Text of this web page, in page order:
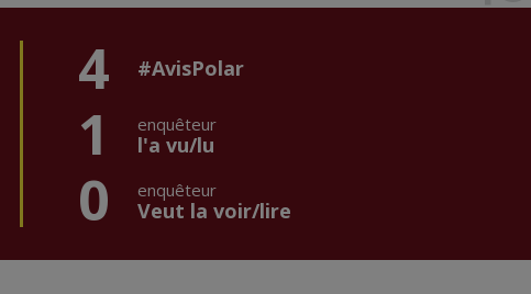
4 #AvisPolar
1 enquêteur
l'a vu/lu
0 enquêteur
Veut la voir/lire